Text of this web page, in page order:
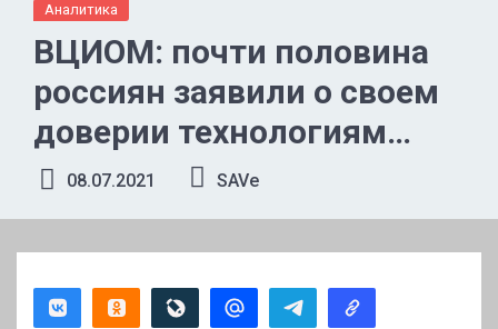
Аналитика
ВЦИОМ: почти половина
россиян заявили о своем
доверии технологиям
искусственного
интеллекта
08.07.2021 SAVe